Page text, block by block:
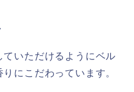
いただけるようにベル
にこだわっています。